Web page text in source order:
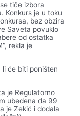
tiče izbora
Konkurs je u toku
bez obzira
Saveta povuklo
od ostatka
rekla je
li će biti poništen
je Regulatorno
ubeđena da 99
je Zekić i dodala